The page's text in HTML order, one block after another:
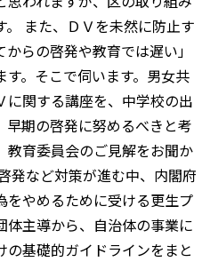
また、ＤＶを未然に防止す
らの啓発や教育では遅い」
。そこで伺います。男女共
に関する講座を、中学校の出
期の啓発に努めるべきと考
教育委員会のご見解をお聞か
発など対策が進む中、内閣府
をやめるために受ける更生プ
体主導から、自治体の事業に
基礎的ガイドラインをまと